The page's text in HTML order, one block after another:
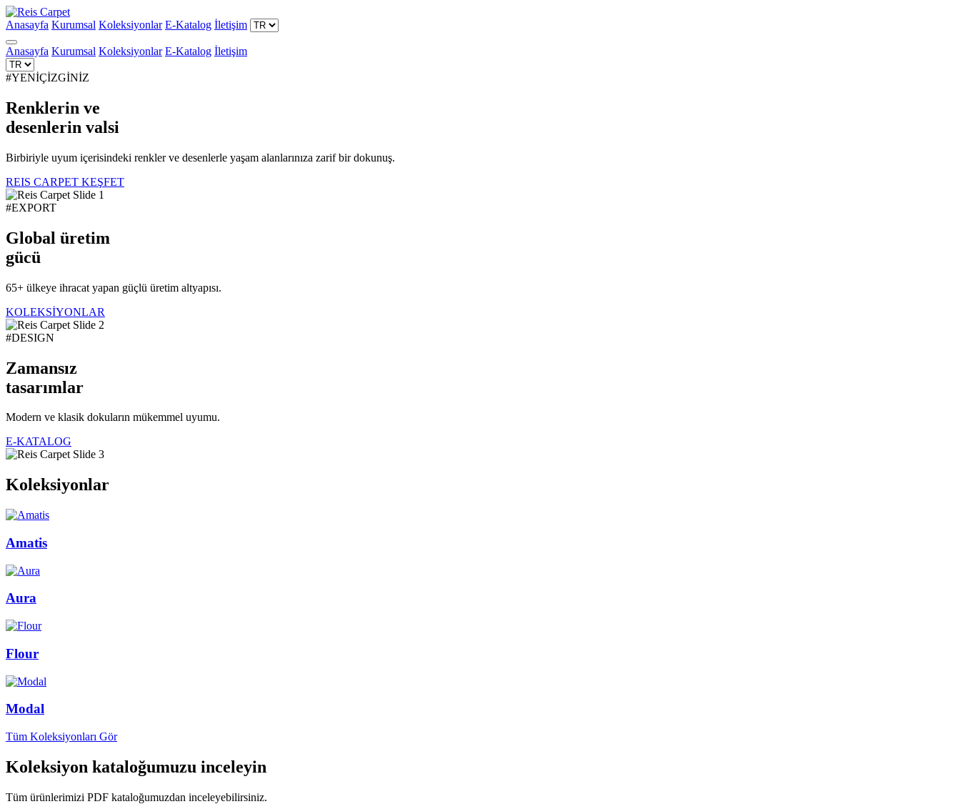
Anasayfa Kurumsal Koleksiyonlar E-Katalog İletişim
Anasayfa Kurumsal Koleksiyonlar E-Katalog İletişim
#YENİÇİZGİNİZ
Renklerin ve
desenlerin valsi
Birbiriyle uyum içerisindeki renkler ve desenlerle yaşam alanlarınıza zarif bir dokunuş.
REIS CARPET KEŞFET
#EXPORT
Global üretim
gücü
65+ ülkeye ihracat yapan güçlü üretim altyapısı.
KOLEKSİYONLAR
#DESIGN
Zamansız
tasarımlar
Modern ve klasik dokuların mükemmel uyumu.
E-KATALOG
Koleksiyonlar
Amatis
Aura
Flour
Modal
Tüm Koleksiyonları Gör
Koleksiyon kataloğumuzu inceleyin
Tüm ürünlerimizi PDF kataloğumuzdan inceleyebilirsiniz.